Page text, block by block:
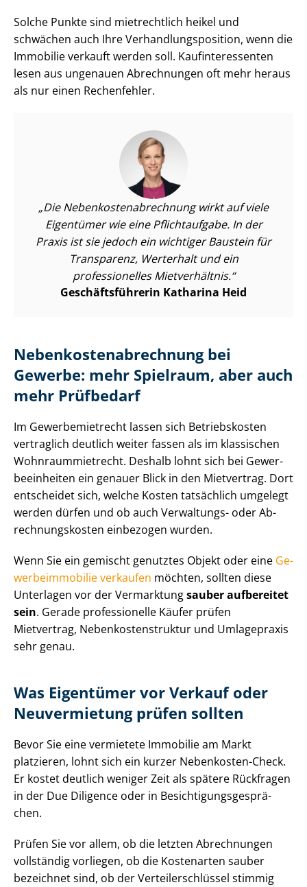
Solche Punkte sind mietrechtlich heikel und
schwächen auch Ihre Ver­hand­lungs­po­si­ti­on, wenn die
Immobilie verkauft werden soll. Kauf­in­ter­es­sen­ten
lesen aus ungenauen Abrechnungen oft mehr heraus
als nur einen Rechenfehler.
Die Ne­ben­kos­ten­ab­rech­nung wirkt auf viele
Eigentümer wie eine Pflichtaufgabe. In der
Praxis ist sie jedoch ein wichtiger Baustein für
Transparenz, Werterhalt und ein
professionelles Mietverhältnis.
Ge­schäfts­füh­re­rin Katharina Heid
Ne­ben­kos­ten­ab­rech­nung bei
Gewerbe: mehr Spielraum, aber auch
mehr Prüfbedarf
Im Ge­wer­be­miet­recht lassen sich Betriebskosten
vertraglich deutlich weiter fassen als im klassischen
Wohn­raum­miet­recht. Deshalb lohnt sich bei Ge­wer­
be­ein­hei­ten ein genauer Blick in den Mietvertrag. Dort
entscheidet sich, welche Kosten tatsächlich umgelegt
werden dürfen und ob auch Verwaltungs- oder Ab­
rech­nungs­kos­ten einbezogen wurden.
Wenn Sie ein gemischt genutztes Objekt oder eine Ge­
wer­be­im­mo­bi­lie verkaufen möchten, sollten diese
Unterlagen vor der Vermarktungsauber aufbereitet
sein. Gerade professionelle Käufer prüfen
Mietvertrag, Ne­ben­kos­ten­struk­tur und Umlagepraxis
sehr genau.
Was Eigentümer vor Verkauf oder
Neuvermietung prüfen sollten
Bevor Sie eine vermietete Immobilie am Markt
platzieren, lohnt sich ein kurzer Nebenkosten-Check.
Er kostet deutlich weniger Zeit als spätere Rückfragen
in der Due Diligence oder in Be­sich­ti­gungs­ge­sprä­
chen.
Prüfen Sie vor allem, ob die letzten Abrechnungen
vollständig vorliegen, ob die Kostenarten sauber
bezeichnet sind, ob der Ver­tei­ler­schlüs­sel stimmig